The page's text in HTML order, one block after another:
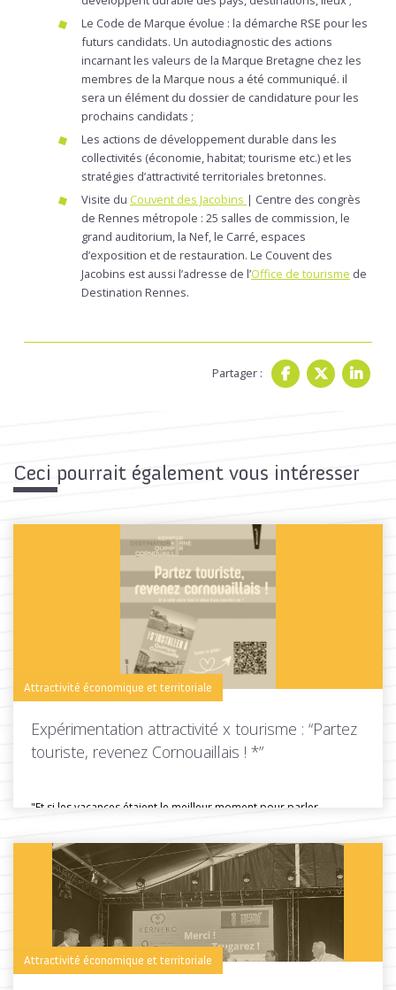
Le Code de Marque évolue : la démarche RSE pour les
futurs candidats. Un autodiagnostic des actions
incarnant les valeurs de la Marque Bretagne chez les
membres de la Marque nous a été communiqué. il
sera un élément du dossier de candidature pour les
prochains candidats ;
Les actions de développement durable dans les
collectivités (économie, habitat; tourisme etc.) et les
stratégies d’attractivité territoriales bretonnes.
Visite du Couvent des Jacobins | Centre des congrès
de Rennes métropole : 25 salles de commission, le
grand auditorium, la Nef, le Carré, espaces
d’exposition et de restauration. Le Couvent des
Jacobins est aussi l’adresse de l’Office de tourisme de
Destination Rennes.
Partager :
Ceci pourrait également vous intéresser
Attractivité économique et territoriale
Expérimentation attractivité x tourisme : “Partez
touriste, revenez Cornouaillais ! *”
"Et si les vacances étaient le meilleur moment pour parler
Toutes les actus de cette rubrique LIRE LA SUITE
Attractivité économique et territoriale